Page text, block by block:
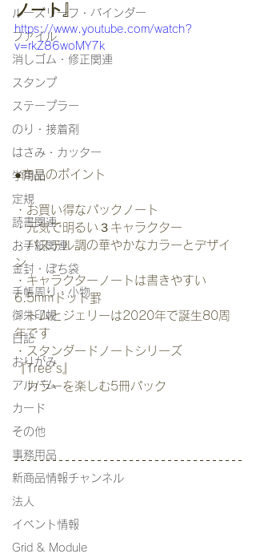
ルーズリーフ・バインダー
ファイル
消しゴム・修正関連
スタンプ
ステープラー
のり・接着剤
はさみ・カッター
学用品
定規
読書関連
お手紙関連
金封・ぽち袋
手帳周り・小物
御朱印帳
日記
おりがみ
アルバム
カード
その他
事務用品
新商品情報チャンネル
法人
イベント情報
Grid & Module
ノート』
https://www.youtube.com/watch?
v=rkZ86woMY7k
●商品のポイント
・お買い得なパックノート
・元気で明るい３キャラクター
・パステル調の華やかなカラーとデザイ
ン
・キャラクターノートは書きやすい
6.5mmドット罫
・トムとジェリーは2020年で誕生80周
年です
・スタンダードノートシリーズ
『Tree's』
カラーを楽しむ5冊パック